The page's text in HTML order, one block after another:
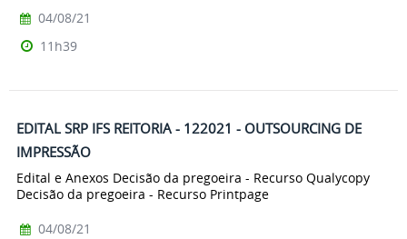
04/08/21
11h39
EDITAL SRP IFS REITORIA - 122021 - OUTSOURCING DE
IMPRESSÃO
Edital e Anexos Decisão da pregoeira - Recurso Qualycopy
Decisão da pregoeira - Recurso Printpage
04/08/21